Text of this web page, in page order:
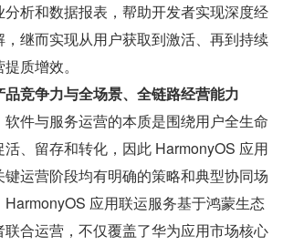
析和数据报表，帮助开发者实现深度经
继而实现从用户获取到激活、再到持续
质增效。
竞争力与全场景、全链路经营能力
件与服务运营的本质是围绕用户全生命
、留存和转化，因此 HarmonyOS 应用
运营阶段均有明确的策略和典型协同场
应用联运服务基于鸿蒙生态
合运营，不仅覆盖了华为应用市场核心